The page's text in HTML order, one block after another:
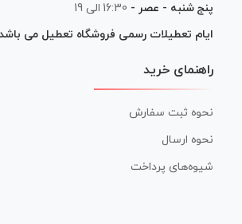
پنج شنبه - عصر - 16:30 الی 19
ایام تعطیلات رسمی فروشگاه تعطیل می باشد
راهنمای خرید
نحوه ثبت سفارش
نحوه ارسال
شیوه‌های پرداخت